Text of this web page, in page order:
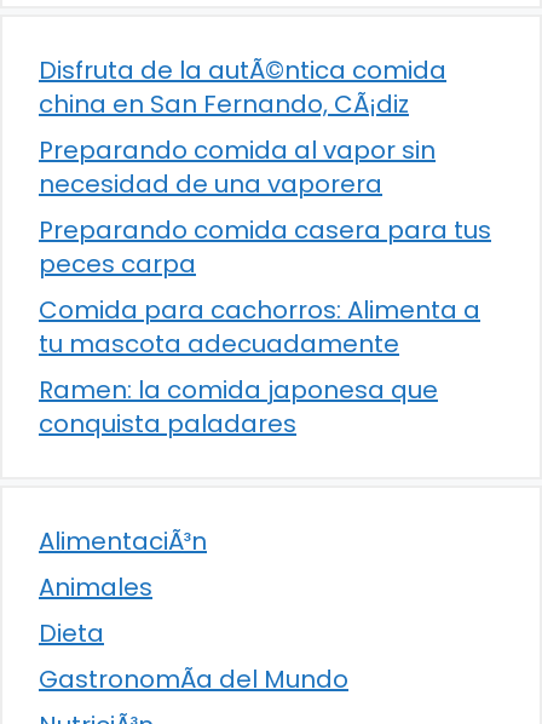
Disfruta de la autÃ©ntica comida
china en San Fernando, CÃ¡diz
Preparando comida al vapor sin
necesidad de una vaporera
Preparando comida casera para tus
peces carpa
Comida para cachorros: Alimenta a
tu mascota adecuadamente
Ramen: la comida japonesa que
conquista paladares
AlimentaciÃ³n
Animales
Dieta
GastronomÃ­a del Mundo